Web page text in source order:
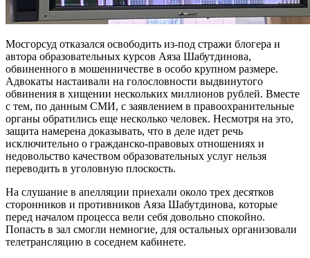
Мосгорсуд отказался освободить из-под стражи блогера и
автора образовательных курсов Аяза Шабутдинова,
обвиненного в мошенничестве в особо крупном размере.
Адвокаты настаивали на голословности выдвинутого
обвинения в хищении нескольких миллионов рублей. Вместе
с тем, по данным СМИ, с заявлением в правоохранительные
органы обратились еще несколько человек. Несмотря на это,
защита намерена доказывать, что в деле идет речь
исключительно о гражданско-правовых отношениях и
недовольство качеством образовательных услуг нельзя
переводить в уголовную плоскость.
На слушание в апелляции приехали около трех десятков
сторонников и противников Аяза Шабутдинова, которые
перед началом процесса вели себя довольно спокойно.
Попасть в зал смогли немногие, для остальных организовали
телетрансляцию в соседнем кабинете.